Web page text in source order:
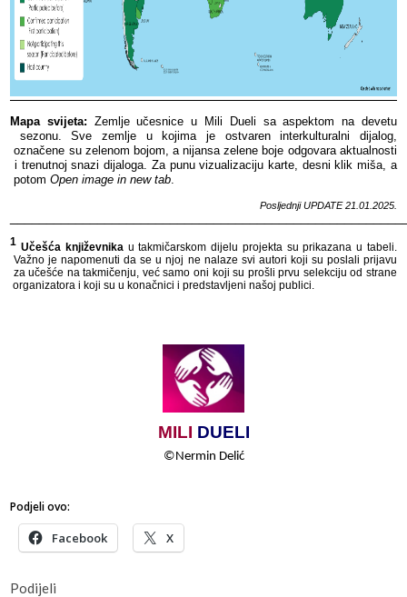
Mapa​​ svijeta: ​​ Zemlje​​ učesnice​​ u​​ Mili​​ Dueli​​ sa​​ aspektom​​ na​​ devetu​​
sezonu.​​ Sve​​ zemlje​​ u​​ kojima​​ je​​ ostvaren​​ interkulturalni​​ dijalog,​​
označene​​ su​​ zelenom​​ bojom,​​ a​​ nijansa​​ zelene​​ boje​​ odgovara​​ aktualnosti​​
i​​ trenutnoj​​ snazi​​ dijaloga.​​ Za​​ punu​​ vizualizaciju​​ karte,​​ desni​​ klik​​ miša,​​ a​​
potom​​Open​​ image​​ in​​ new​​ tab
Posljednji​​ UPDATE​​ 21 .01.2025.
1 Učešća​​ književnika​​ u​​ takmičarskom​​ dijelu​​ projekta​​ su​​ prikazana​​ u​​ tabeli.​​
Važno​​ je​​ napomenuti​​ da​​ se​​ u​​ njoj​​ ne​​ nalaze​​ svi​​ autori​​ koji​​ su​​ poslali​​ prijavu​​
za​​ učešće​​ na​​ takmičenju,​​ već​​ samo​​ oni​​ koji​​ su​​ prošli​​ prvu​​ selekciju​​ od​​ strane​​
organizatora​​ i​​ koji​​ su​​ u​​ konačnici​​ i​​ predstavljeni​​ našoj​​ publici.​​
MILI DUELI
©Nermin​​ Delić
Podjeli ovo:
Facebook X
Podijeli